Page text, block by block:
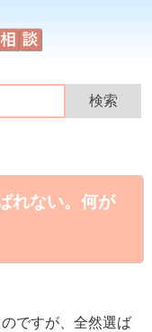
れない。何が
ですが、全然選ば